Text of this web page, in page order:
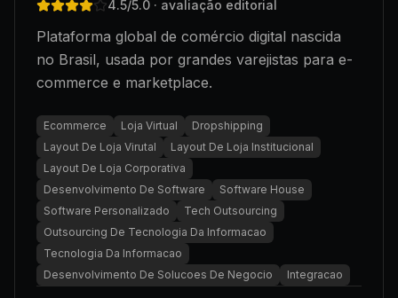
4.5/5.0 · avaliação editorial
Plataforma global de comércio digital nascida
no Brasil, usada por grandes varejistas para e-
commerce e marketplace.
Ecommerce Loja Virtual
Dropshipping
Layout De Loja Virutal
Layout De Loja Institucional
Layout De Loja Corporativa
Desenvolvimento De Software
Software House
Software Personalizado
Tech Outsourcing
Outsourcing De Tecnologia Da Informacao
Tecnologia Da Informacao
Desenvolvimento De Solucoes De Negocio
Integracao